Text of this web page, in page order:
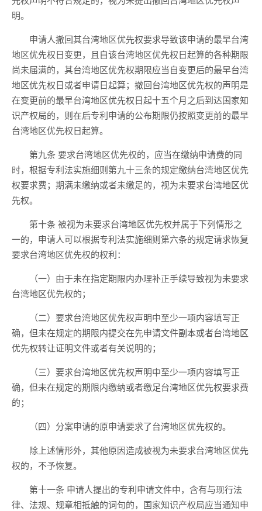
明。
申请人撤回其台湾地区优先权要求导致该申请的最早台湾
地区优先权日变更，且自该台湾地区优先权日起算的各种期限
尚未届满的，其台湾地区优先权期限应当自变更后的最早台湾
地区优先权日或者申请日起算；撤回台湾地区优先权的声明是
在变更前的最早台湾地区优先权日起十五个月之后到达国家知
识产权局的，则在后专利申请的公布期限仍按照变更前的最早
台湾地区优先权日起算。
第九条 要求台湾地区优先权的，应当在缴纳申请费的同
时，根据专利法实施细则第九十三条的规定缴纳台湾地区优先
权要求费；期满未缴纳或者未缴足的，视为未要求台湾地区优
先权。
第十条 被视为未要求台湾地区优先权并属于下列情形之
一的，申请人可以根据专利法实施细则第六条的规定请求恢复
要求台湾地区优先权的权利：
（一）由于未在指定期限内办理补正手续导致视为未要求
台湾地区优先权的；
（二）要求台湾地区优先权声明中至少一项内容填写正
确，但未在规定的期限内提交在先申请文件副本或者台湾地区
优先权转让证明文件或者有关说明的；
（三）要求台湾地区优先权声明中至少一项内容填写正
确，但未在规定的期限内缴纳或者缴足台湾地区优先权要求费
的；
（四）分案申请的原申请要求了台湾地区优先权的。
除上述情形外，其他原因造成被视为未要求台湾地区优先
权的，不予恢复。
第十一条 申请人提出的专利申请文件中，含有与现行法
律、法规、规章相抵触的词句的，国家知识产权局应当通知申